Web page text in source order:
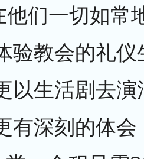
他们一切如常
验教会的礼
以生活剧去
有深刻的体会